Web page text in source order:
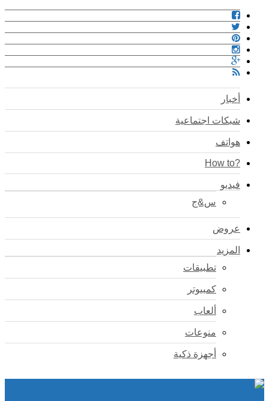
أخبار
شبكات اجتماعية
هواتف
?How to
فيديو
س&ج
عروض
المزيد
تطبيقات
كمبيوتر
ألعاب
منوعات
أجهزة ذكية